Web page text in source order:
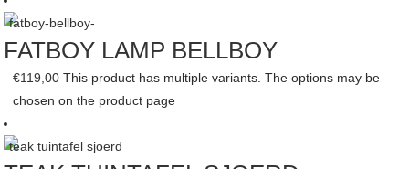
FATBOY LAMP BELLBOY
€119,00 This product has multiple variants. The options may be
chosen on the product page